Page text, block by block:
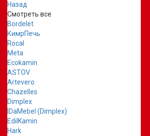
Назад
Смотреть все
Bordelet
КимрПечь
Rocal
Meta
Ecokamin
ASTOV
Artevero
Chazelles
Dimplex
IDaMebel (Dimplex)
EdilKamin
Hark